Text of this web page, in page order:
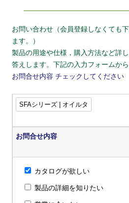
お問い合わせ（会員登録しなくても
ます。）
製品の用途や仕様，購入方法など詳
答えします。下記の入力フォームか
お問合せ内容 チェックしてください
お問合せ内容
カタログが欲しい
製品の詳細を知りたい